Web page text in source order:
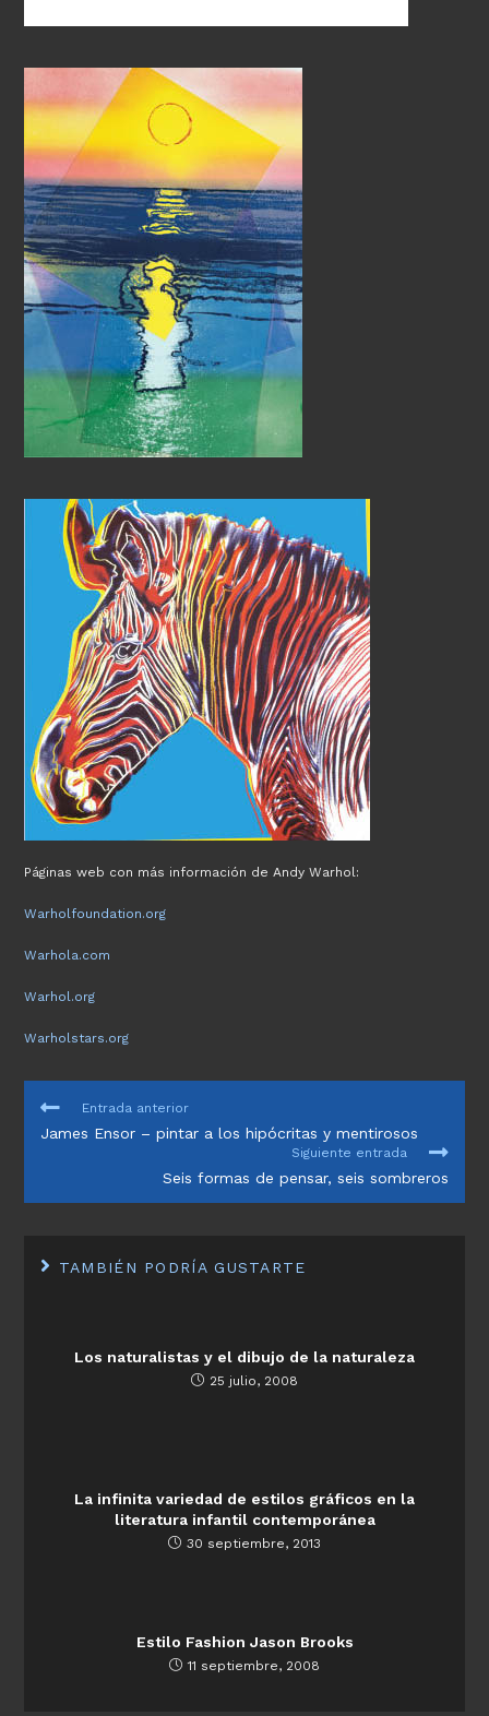
Páginas web con más información de Andy Warhol:
Warholfoundation.org
Warhola.com
Warhol.org
Warholstars.org
LEER
ARTÍCULOS
Entrada anterior
James Ensor – pintar a los hipócritas y mentirosos
Siguiente entrada
Seis formas de pensar, seis sombreros
TAMBIÉN PODRÍA GUSTARTE
Los naturalistas y el dibujo de la naturaleza
25 julio, 2008
La infinita variedad de estilos gráficos en la
literatura infantil contemporánea
30 septiembre, 2013
Estilo Fashion Jason Brooks
11 septiembre, 2008